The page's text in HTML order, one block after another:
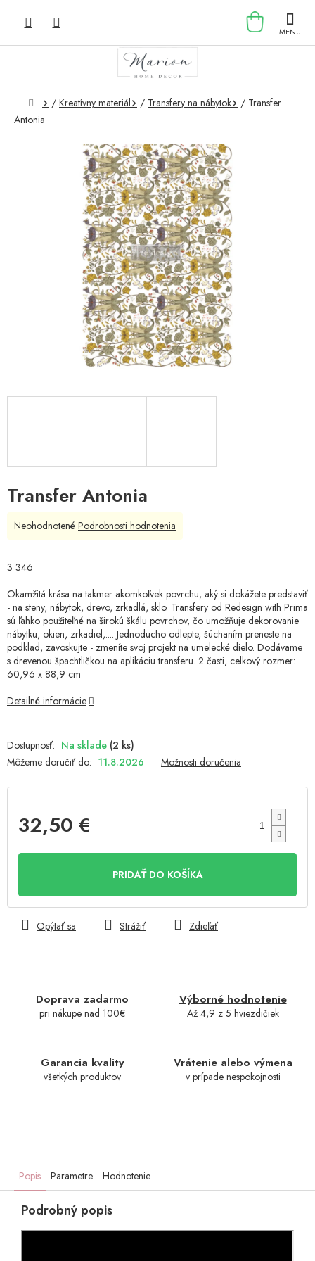
KOŠÍK
Domov
/ Kreatívny materiál / Transfery na nábytok / Transfer
Antonia
Transfer Antonia
Na sklade (2 ks)
Môžeme doručiť do: 11.8.2026 Možnosti doručenia
32,50 €
PRIDAŤ DO KOŠÍKA
Doprava zadarmo
pri nákupe nad 100€
Výborné hodnotenie
Až 4,9 z 5 hviezdičiek
Garancia kvality
všetkých produktov
Vrátenie alebo výmena
v prípade nespokojnosti
3 346
Okamžitá krása na takmer akomkoľvek povrchu, aký si dokážete predstaviť
- na steny, nábytok, drevo, zrkadlá, sklo. Transfery od Redesign with Prima
sú ľahko použiteľné na širokú škálu povrchov, čo umožňuje dekorovanie
nábytku, okien, zrkadiel,.... Jednoducho odlepte, šúchaním preneste na
podklad, zavoskujte - zmeníte svoj projekt na umelecké dielo. Dodávame
s drevenou špachtličkou na aplikáciu transferu. 2 časti, celkový rozmer:
60,96 x 88,9 cm
Detailné informácie
Opýtať sa Strážiť Zdieľať
Priemerné
je
z
5
hviezdičiek.
Neohodnotené Podrobnosti hodnotenia
Popis Parametre Hodnotenie
Podrobný popis